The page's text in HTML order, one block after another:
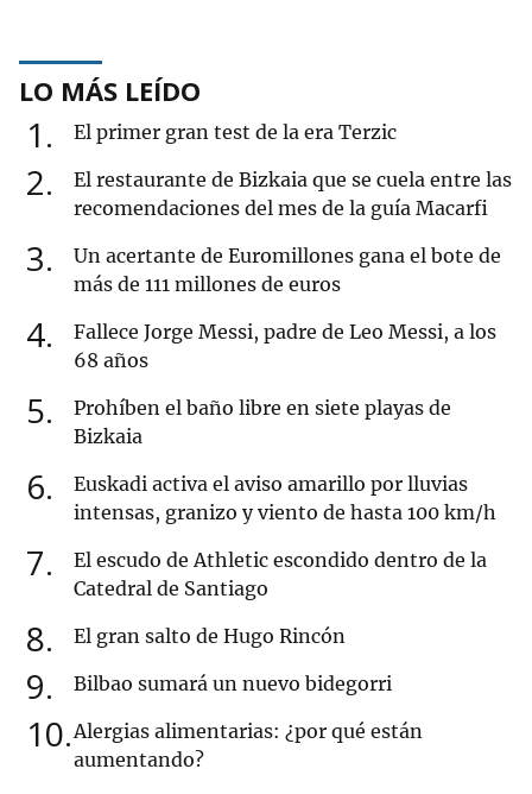
LO MÁS LEÍDO
1 El primer gran test de la era Terzic
2
El restaurante de Bizkaia que se cuela entre las
recomendaciones del mes de la guía Macarfi
3
Un acertante de Euromillones gana el bote de
más de 111 millones de euros
4
Fallece Jorge Messi, padre de Leo Messi, a los
68 años
5
Prohíben el baño libre en siete playas de
Bizkaia
6
Euskadi activa el aviso amarillo por lluvias
intensas, granizo y viento de hasta 100 km/h
7
El escudo de Athletic escondido dentro de la
Catedral de Santiago
8 El gran salto de Hugo Rincón
9 Bilbao sumará un nuevo bidegorri
10 Alergias alimentarias: ¿por qué están
aumentando?